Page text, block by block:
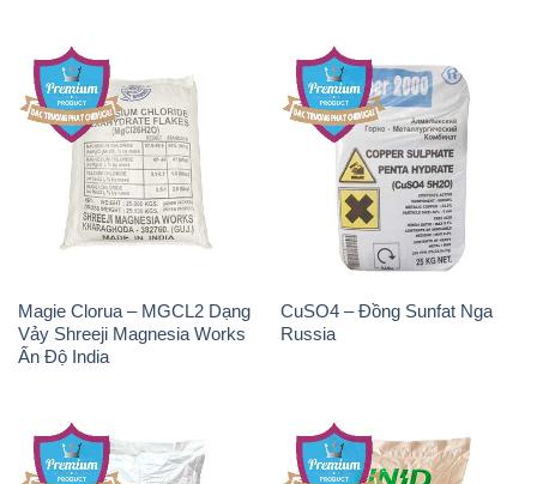
Magie Clorua – MGCL2 Dạng
Vảy Shreeji Magnesia Works
Ấn Độ India
CuSO4 – Đồng Sunfat Nga